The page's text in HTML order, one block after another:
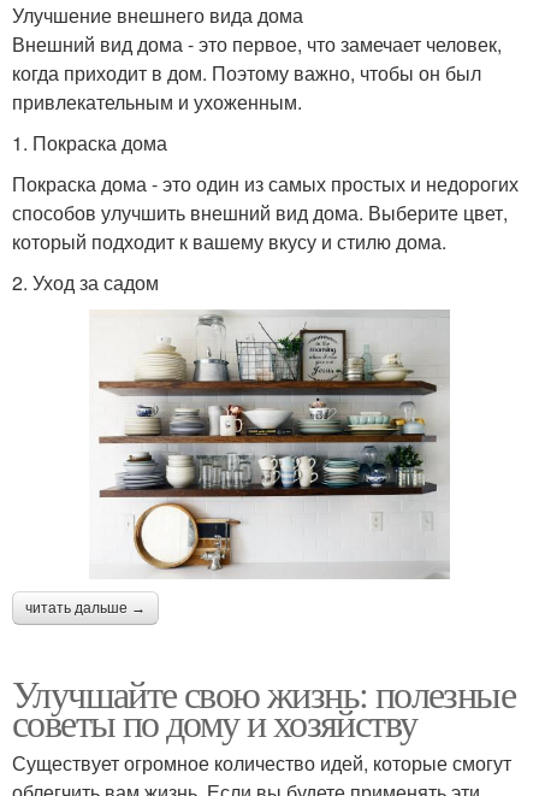
Улучшение внешнего вида дома
Внешний вид дома - это первое, что замечает человек,
когда приходит в дом. Поэтому важно, чтобы он был
привлекательным и ухоженным.
1. Покраска дома
Покраска дома - это один из самых простых и недорогих
способов улучшить внешний вид дома. Выберите цвет,
который подходит к вашему вкусу и стилю дома.
2. Уход за садом
читать дальше →
Улучшайте свою жизнь: полезные
советы по дому и хозяйству
Существует огромное количество идей, которые смогут